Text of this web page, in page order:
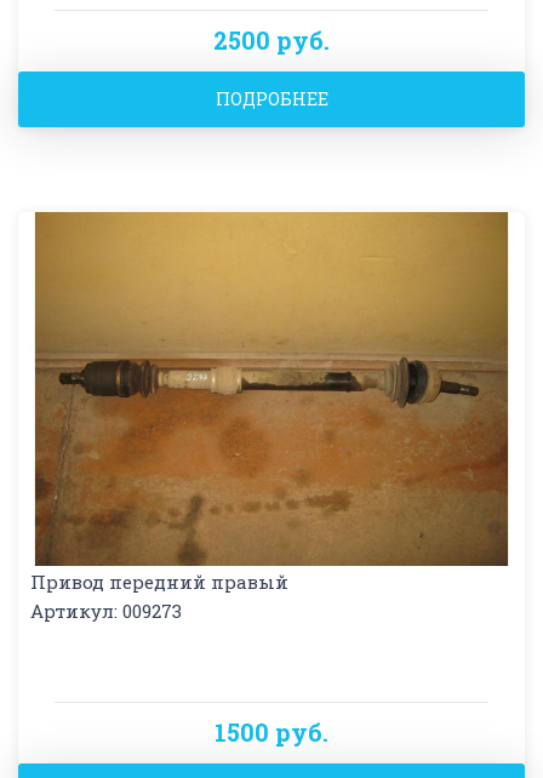
2500 руб.
ПОДРОБНЕЕ
Привод передний правый
Артикул: 009273
1500 руб.